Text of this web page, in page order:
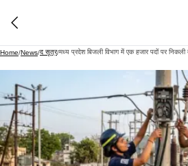
Home/News/द सूत्र/मध्य प्रदेश बिजली विभाग में एक हजार पदों पर